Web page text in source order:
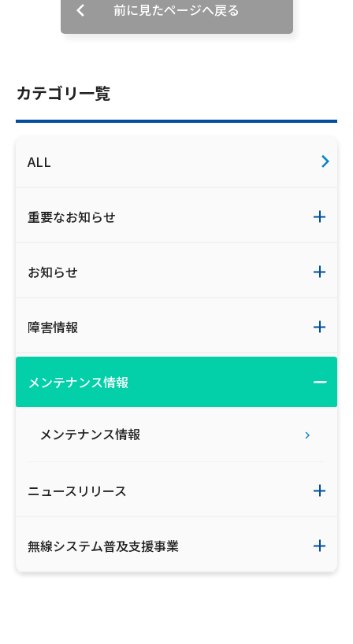
広告掲載のご案内
カテゴリ一覧
ALL
重要なお知らせ
お知らせ
障害情報
メンテナンス情報
メンテナンス情報
ニュースリリース
無線システム普及支援事業
前に見たページへ戻る